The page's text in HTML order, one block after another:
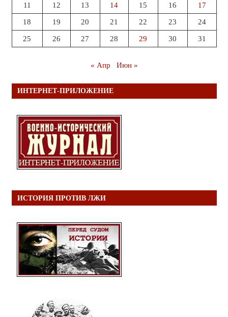
11 12 13 14 15 16 17
18 19 20 21 22 23 24
25 26 27 28 29 30 31
« Апр Июн »
ИНТЕРНЕТ-ПРИЛОЖЕНИЕ
ИСТОРИЯ ПРОТИВ ЛЖИ